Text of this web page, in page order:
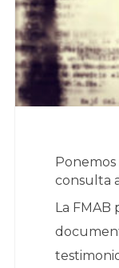
consulta
La FMAB